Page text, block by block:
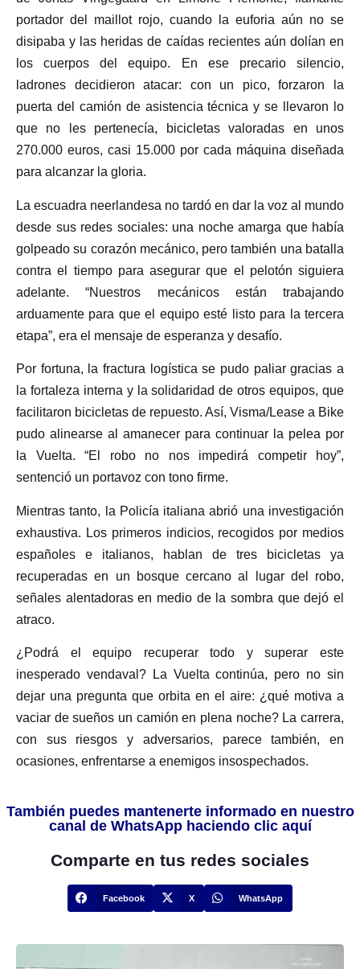
portador del maillot rojo, cuando la euforia aún no se
disipaba y las heridas de caídas recientes aún dolían en
los cuerpos del equipo. En ese precario silencio,
ladrones decidieron atacar: con un pico, forzaron la
puerta del camión de asistencia técnica y se llevaron lo
que no les pertenecía, bicicletas valoradas en unos
270.000 euros, casi 15.000 por cada máquina diseñada
para alcanzar la gloria.
La escuadra neerlandesa no tardó en dar la voz al mundo
desde sus redes sociales: una noche amarga que había
golpeado su corazón mecánico, pero también una batalla
contra el tiempo para asegurar que el pelotón siguiera
adelante. “Nuestros mecánicos están trabajando
arduamente para que el equipo esté listo para la tercera
etapa”, era el mensaje de esperanza y desafío.
Por fortuna, la fractura logística se pudo paliar gracias a
la fortaleza interna y la solidaridad de otros equipos, que
facilitaron bicicletas de repuesto. Así, Visma/Lease a Bike
pudo alinearse al amanecer para continuar la pelea por
la Vuelta. “El robo no nos impedirá competir hoy”,
sentenció un portavoz con tono firme.
Mientras tanto, la Policía italiana abrió una investigación
exhaustiva. Los primeros indicios, recogidos por medios
españoles e italianos, hablan de tres bicicletas ya
recuperadas en un bosque cercano al lugar del robo,
señales alentadoras en medio de la sombra que dejó el
atraco.
¿Podrá el equipo recuperar todo y superar este
inesperado vendaval? La Vuelta continúa, pero no sin
dejar una pregunta que orbita en el aire: ¿qué motiva a
vaciar de sueños un camión en plena noche? La carrera,
con sus riesgos y adversarios, parece también, en
ocasiones, enfrentarse a enemigos insospechados.
También puedes mantenerte informado en nuestro
canal de WhatsApp haciendo clic aquí
Comparte en tus redes sociales
Facebook X WhatsApp